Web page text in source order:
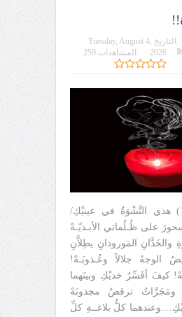
التاريخ Tuesday, August 4,
2026
المشاهدات 259
لحظَةُ نشوةٍ (1) هذي النَّشْوَةُ في عينيْكِ/
على ظُـلُماتي الأبـديّـهْ
والخَدَّانِ المَورودانِ يطِلاَّنِ
الوجهُ جلالاً وعُـذوبَـهْ!
كيفَ أفَسِّرُ خديْكِ وبينَهما
ومَجَرَّاتٌ ترقصُ مجذوبَهْ
كلُّ بلاغــةِ كلِّ